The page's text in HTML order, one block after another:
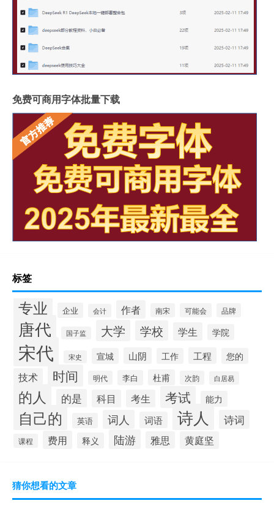
免费可商用字体批量下载
标签
专业 企业 会计 作者 南宋 可能会 品牌
唐代 国子监 大学 学校 学生 学院
宋代 宋史 宣城 山阴 工作 工程 您的
技术 时间 明代 李白 杜甫 次韵 白居易
的人 的是 科目 考生 考试 能力
自己的 英语 词人 词语 诗人 诗词
课程 费用 释义 陆游 雅思 黄庭坚
猜你想看的文章